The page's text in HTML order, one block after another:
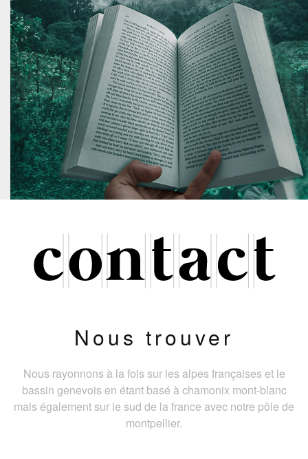
Nous trouver
Nous rayonnons à la fois sur les alpes françaises et le
bassin genevois en étant basé à chamonix mont-blanc
mais également sur le sud de la france avec notre pôle de
montpellier.